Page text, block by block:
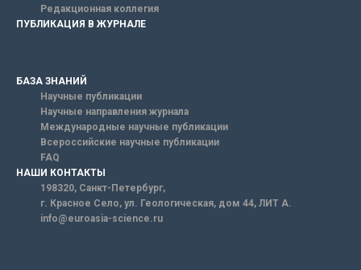
Редакционная коллегия
ПУБЛИКАЦИЯ В ЖУРНАЛЕ
БАЗА ЗНАНИЙ
Научные публикации
Научные направления журнала
Международные научные публикации
Всероссийские научные публикации
FAQ
НАШИ КОНТАКТЫ
198320, Санкт-Петербург,
г. Красное Село, ул. Геологическая, дом 44, ЛИТ А.
info@euroasia-science.ru